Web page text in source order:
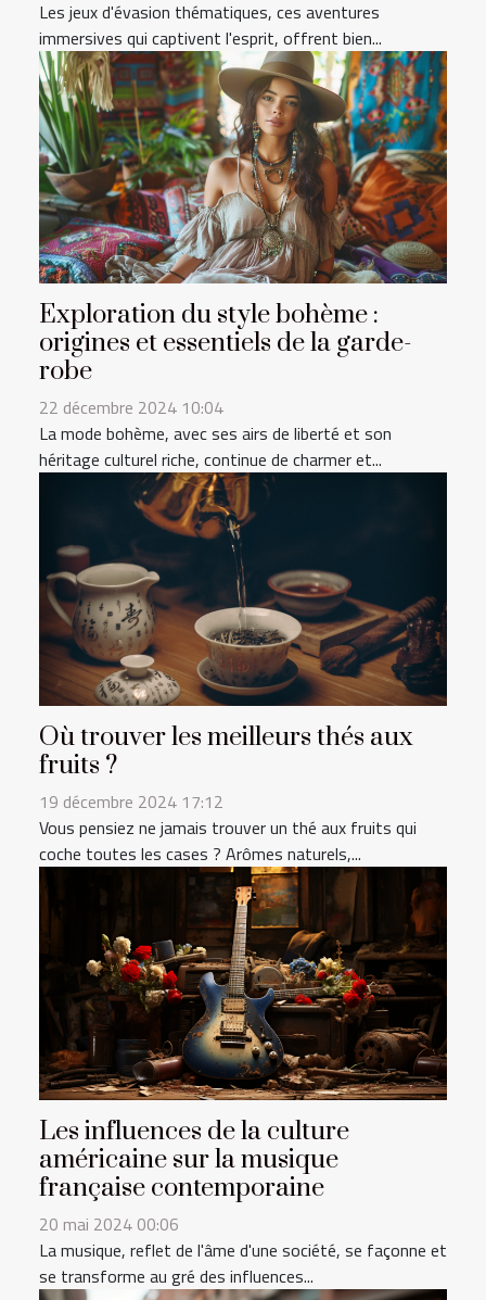
Les jeux d'évasion thématiques, ces aventures
immersives qui captivent l'esprit, offrent bien...
Exploration du style bohème :
origines et essentiels de la garde-
robe
22 décembre 2024 10:04
La mode bohème, avec ses airs de liberté et son
héritage culturel riche, continue de charmer et...
Où trouver les meilleurs thés aux
fruits ?
19 décembre 2024 17:12
Vous pensiez ne jamais trouver un thé aux fruits qui
coche toutes les cases ? Arômes naturels,...
Les influences de la culture
américaine sur la musique
française contemporaine
20 mai 2024 00:06
La musique, reflet de l'âme d'une société, se façonne et
se transforme au gré des influences...